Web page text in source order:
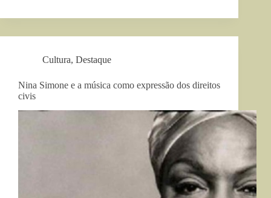
Cultura, Destaque
Nina Simone e a música como expressão dos direitos
civis